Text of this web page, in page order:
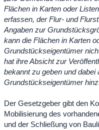
Flächen in Karten oder
erfassen, der Flur- und
Angaben zur
kann die Flächen in Karten
Grundstückseigentümer
hat ihre Absicht zur
bekannt zu geben und
Grundstückseigentümer
Der Gesetzgeber gibt den
Mobilisierung des
und der Schließung von